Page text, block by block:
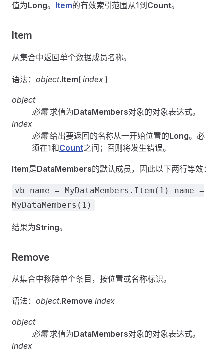
值为Long。 Item的有效索引范围从1到 Count。
Item
从集合中返回单个数据成员名称。
语法： object.Item( index )
object
必需求值为DataMembers对象的对象表达式。
index
必需给出要返回的名称从一开始位置的Long。必
须在1和Count之间；否则将发生错误。
Item是DataMembers的默认成员，因此以下两行等效：
vb name = MyDataMembers.Item(1) name =
MyDataMembers(1)
结果为String。
Remove
从集合中移除单个条目，按位置或名称标识。
语法： object.Remove index
object
必需求值为DataMembers对象的对象表达式。
index